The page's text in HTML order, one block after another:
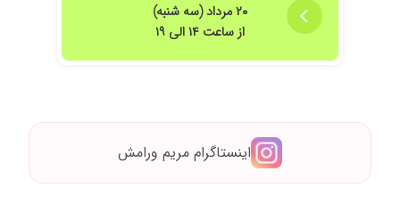
۲۰ مرداد (سه شنبه)
از ساعت ۱۴ الی ۱۹
اینستاگرام مریم ورامش